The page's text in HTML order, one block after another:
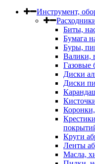
Инструмент,
Биты,
Бумага
Буры,
Валики,
Газовые
Диски
Диски
Круги
Ленты
Масла,